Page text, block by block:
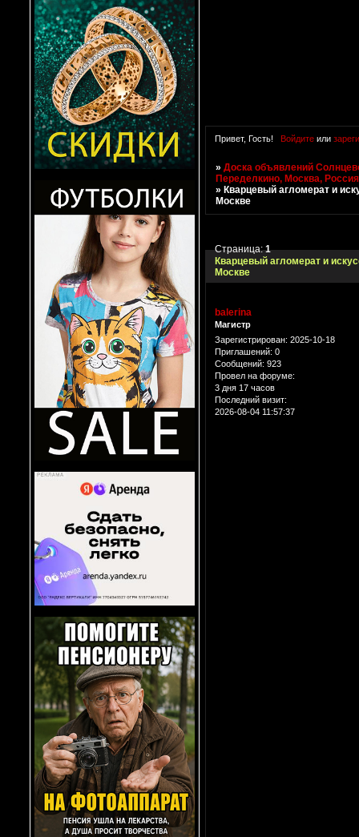
Привет, Гость! Войдитеили
»Доска объявлений
Переделкино, Москва, Россия
»Кварцевый агломерат и
Москве
Кварцевый агломерат и
Москве
Страница:1
balerina
Магистр
Зарегистрирован: 2025-10-18
Приглашений: 0
Сообщений: 923
Провел на форуме:
3 дня 17 часов
Последний визит:
2026-08-04 11:57:37